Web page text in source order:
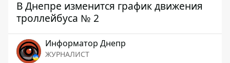
В Днепре изменится график движения
троллейбуса № 2
Информатор Днепр
ЖУРНАЛИСТ